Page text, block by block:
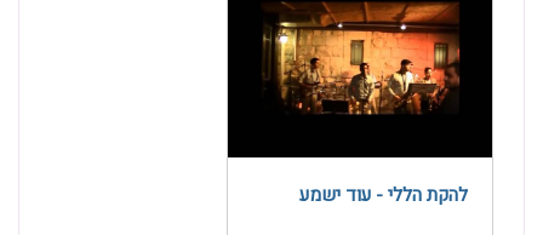
להקת הללי - עוד ישמע